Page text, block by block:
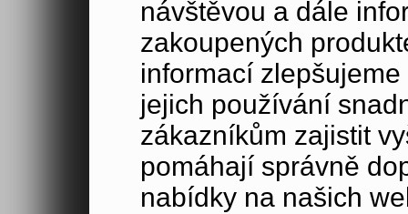
návštěvou a dále
zakoupených
informací
jejich používání
zákazníkům zajistit
pomáhají správně
nabídky na našich